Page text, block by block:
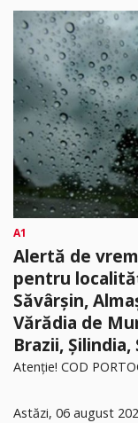
A1
Alertă de
pentru
Săvârșin,
Vărădia de
Brazii,
Atenție! COD
Astăzi, 06 august